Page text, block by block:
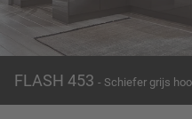
FLASH 453 - Schiefer grijs